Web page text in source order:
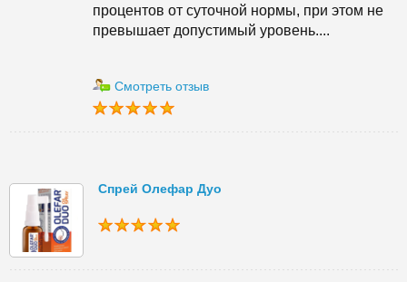
процентов от суточной нормы, при этом не
превышает допустимый уровень....
Смотреть отзыв
Спрей Олефар Дуо